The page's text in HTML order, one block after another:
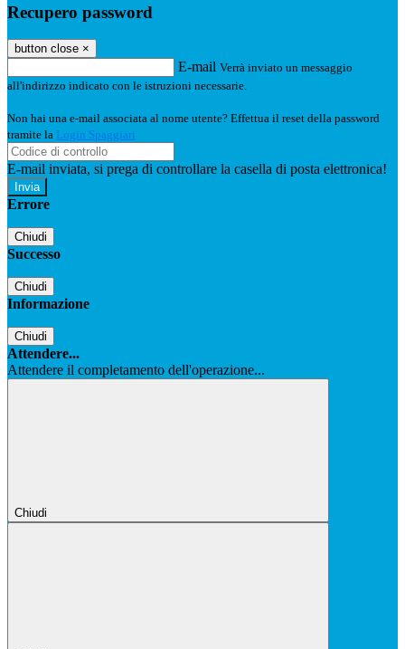
Recupero password
button close ×
E-mail Verrà inviato un messaggio
all'indirizzo indicato con le istruzioni necessarie.
Non hai una e-mail associata al nome utente? Effettua il reset della password
tramite la Login Spaggiari
E-mail inviata, si prega di controllare la casella di posta elettronica!
Errore
Chiudi
Successo
Chiudi
Informazione
Chiudi
Attendere...
Attendere il completamento dell'operazione...
Chiudi